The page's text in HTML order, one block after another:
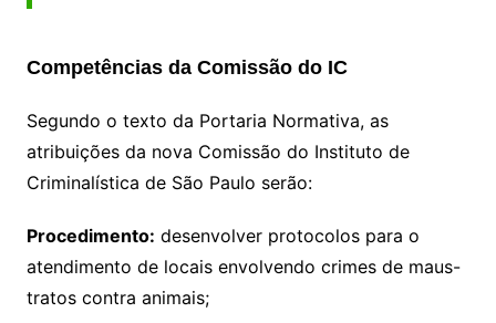
Competências da Comissão do IC
Segundo o texto da Portaria Normativa, as
atribuições da nova Comissão do Instituto de
Criminalística de São Paulo serão:
Procedimento: desenvolver protocolos para o
atendimento de locais envolvendo crimes de maus-
tratos contra animais;